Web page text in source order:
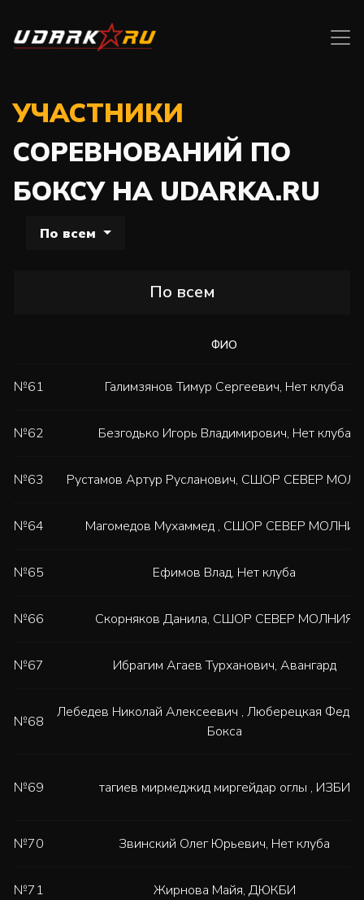
УЧАСТНИКИ
СОРЕВНОВАНИЙ ПО
БОКСУ НА UDARKA.RU
По всем
По всем
ФИО
№61 Галимзянов Тимур Сергеевич, Нет клуба
№62 Безгодько Игорь Владимирович, Нет клуба
№63 Рустамов Артур Русланович, СШОР СЕВЕР
№64 Магомедов Мухаммед , СШОР СЕВЕР МОЛНИЯ
№65 Ефимов Влад, Нет клуба
№66 Скорняков Данила, СШОР СЕВЕР МОЛНИЯ
№67 Ибрагим Агаев Турханович, Авангард
№68
Лебедев Николай Алексеевич , Люберецкая
Бокса
№69 тагиев мирмеджид миргейдар оглы , ИЗБИ
№70 Звинский Олег Юрьевич, Нет клуба
№71 Жирнова Майя, ДЮКБИ